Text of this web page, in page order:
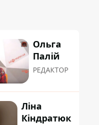
Ольга
Палій
РЕДАКТОР
Ліна
Кіндратюк